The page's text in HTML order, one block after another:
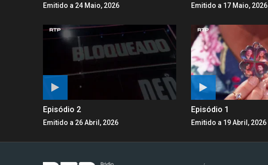
Emitido a 24 Maio, 2026 Emitido a 17 Maio, 2026
Episódio 2
Emitido a 26 Abril, 2026
Episódio 1
Emitido a 19 Abril, 2026